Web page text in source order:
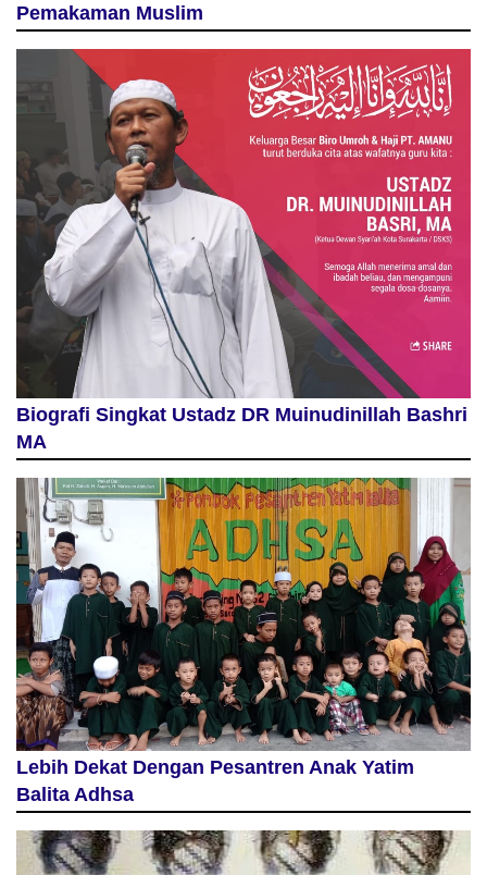
Pemakaman Muslim
Biografi Singkat Ustadz DR Muinudinillah Bashri
MA
Lebih Dekat Dengan Pesantren Anak Yatim
Balita Adhsa